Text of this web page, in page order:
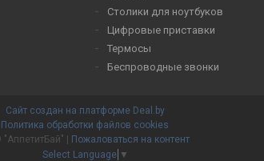
Столики для ноутбуков
Цифровые приставки
Термосы
Беспроводные звонки
Сайт создан на платформе Deal.by
Политика обработки файлов cookies
| Пожаловаться на контент
Select Language ▼